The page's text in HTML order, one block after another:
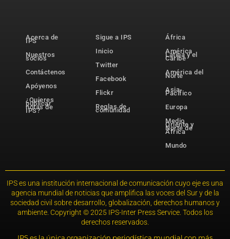
Acerca de
IPS
Nuestros
socios
Contáctenos
Apóyenos
¿Quieres
publicar
notas de
IPS?
Sigue a IPS
Inicio
Twitter
Facebook
Flickr
Reglas de
comunidad
África
América
Latina y el
Caribe
América del
Norte
Asia-
Pacífico
Europa
Medio
Oriente y
Norte de
África
Mundo
IPS es una institución internacional de comunicación cuyo eje es una
agencia mundial de noticias que amplifica las voces del Sur y de la
sociedad civil sobre desarrollo, globalización, derechos humanos y
ambiente. Copyright © 2025 IPS-Inter Press Service. Todos los
derechos reservados.